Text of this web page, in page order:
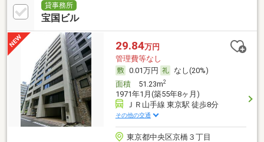
貸事務所
宝国ビル
29.84万円
管理費等なし
0.01万円
なし(20%)
面積51.23m2
1971年1月(築55年8ヶ月)
ＪＲ山手線 東京駅 徒歩8分
その他の交通
東京都中央区京橋３丁目